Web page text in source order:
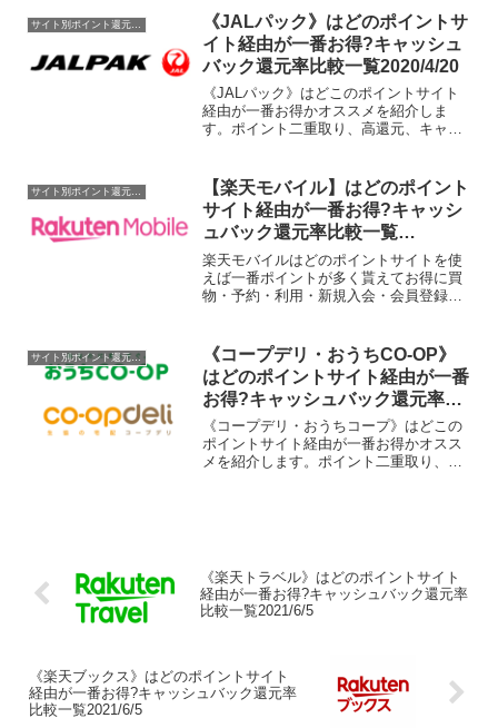
中)0.5%→1.0%(ポイントアップ中)16...
サイト別ポイント還元率一覧
《JALパック》はどのポイントサ
イト経由が一番お得?キャッシュ
バック還元率比較一覧2020/4/20
《JALパック》はどこのポイントサイト
経由が一番お得かオススメを紹介しま
す。ポイント二重取り、高還元、キャッ
【楽天モバイル】はどのポイント
サイト経由が一番お得?キャッシ
ュバック還元率比較一覧
2020/4/18
楽天モバイルはどのポイントサイトを使
えば一番ポイントが多く貰えてお得に買
物・予約・利用・新規入会・会員登録・
るポイントサイトはありません。ポイン
トサイト名還元率・還元ポ...
サイト別ポイント還元率一覧
《コープデリ・おうちCO-OP》
はどのポイントサイト経由が一番
お得?キャッシュバック還元率比
較一覧2021/10/10
《コープデリ・おうちコープ》はどこの
ポイントサイト経由が一番お得かオスス
メを紹介します。ポイント二重取り、高
《楽天トラベル》はどのポイントサイト
経由が一番お得?キャッシュバック還元率
比較一覧2021/6/5
《楽天ブックス》はどのポイントサイト
経由が一番お得?キャッシュバック還元率
比較一覧2021/6/5